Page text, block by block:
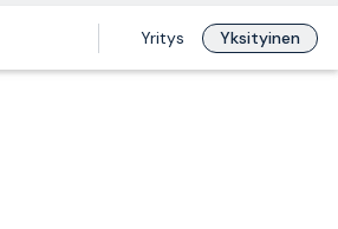
Yritys Yksityinen